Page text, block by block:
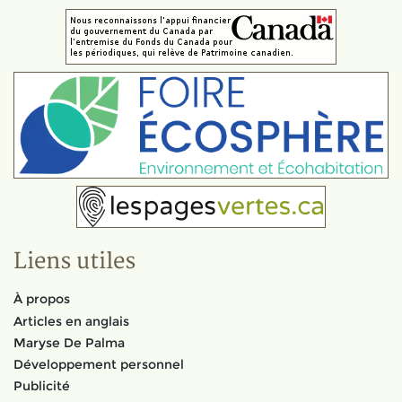
Liens utiles
À propos
Articles en anglais
Maryse De Palma
Développement personnel
Publicité